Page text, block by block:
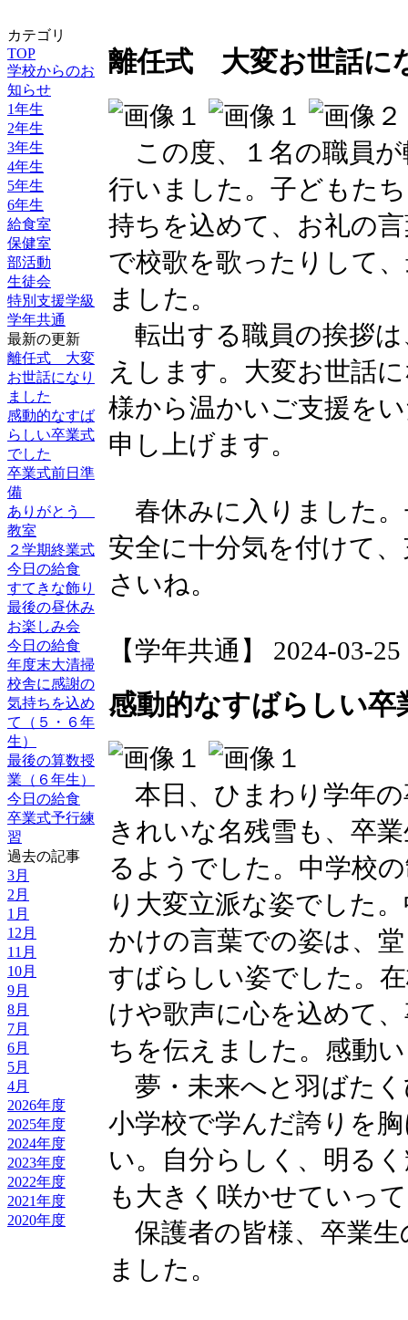
カテゴリ
TOP
学校からのお
知らせ
1年生
2年生
3年生
4年生
5年生
6年生
給食室
保健室
部活動
生徒会
特別支援学級
学年共通
最新の更新
離任式 大変
お世話になり
ました
感動的なすば
らしい卒業式
でした
卒業式前日準
備
ありがとう
教室
２学期終業式
今日の給食
すてきな飾り
最後の昼休み
お楽しみ会
今日の給食
年度末大清掃
校舎に感謝の
気持ちを込め
て（５・６年
生）
最後の算数授
業（６年生）
今日の給食
卒業式予行練
習
過去の記事
3月
2月
1月
12月
11月
10月
9月
8月
7月
6月
5月
4月
2026年度
2025年度
2024年度
2023年度
2022年度
2021年度
2020年度
離任式 大変お世話に
この度、１名の職員
行いました。子どもた
持ちを込めて、お礼の
で校歌を歌ったりして
ました。
転出する職員の挨拶は
えします。大変お世話
様から温かいご支援を
申し上げます。
春休みに入りました
安全に十分気を付けて
さいね。
【学年共通】 2024-03-
感動的なすばらしい卒
本日、ひまわり学年
きれいな名残雪も、卒
るようでした。中学校
り大変立派な姿でした
かけの言葉での姿は、
すばらしい姿でした。
けや歌声に心を込めて
ちを伝えました。感動
夢・未来へと羽ばた
小学校で学んだ誇りを
い。自分らしく、明る
も大きく咲かせていっ
保護者の皆様、卒業
ました。